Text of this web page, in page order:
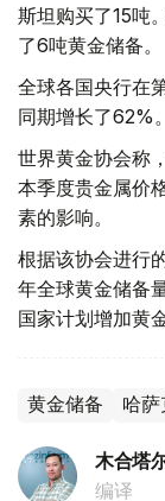
斯坦购买了15吨
了6吨黄金储备。
全球各国央行在
同期增长了62%
世界黄金协会称
本季度贵金属价
素的影响。
根据该协会进行
年全球黄金储备
国家计划增加黄
黄金储备 哈萨
木合塔
编译